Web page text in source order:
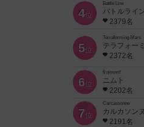
4位
Battle Line
バトルライ
2379名
5位
Terraforming Mars
テラフォー
2372名
6位
6 nimmt!
ニムト
2202名
7位
Carcassonne
カルカソンヌ
2191名